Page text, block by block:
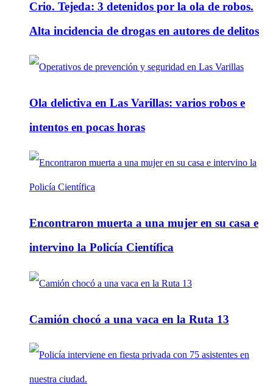
Crio. Tejeda: 3 detenidos por la ola de robos.
Alta incidencia de drogas en autores de delitos
Ola delictiva en Las Varillas: varios robos e
intentos en pocas horas
Encontraron muerta a una mujer en su casa e
intervino la Policía Científica
Camión chocó a una vaca en la Ruta 13